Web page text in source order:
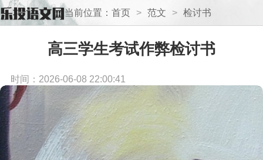
当前位置： 首页 > 范文 > 检讨书
高三学生考试作弊检讨书
时间：2026-06-08 22:00:41